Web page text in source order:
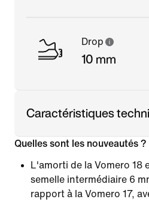
Drop
10 mm
Caractéristiques
Quelles sont les nouveautés ?
L'amorti de la Vomero 18
semelle intermédiaire 6
rapport à la Vomero 17,